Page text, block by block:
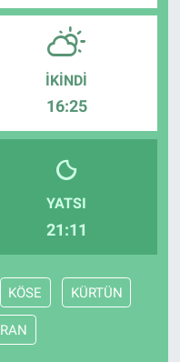
İKINDI
16:25
YATSI
21:11
KÖSE KÜRTÜN